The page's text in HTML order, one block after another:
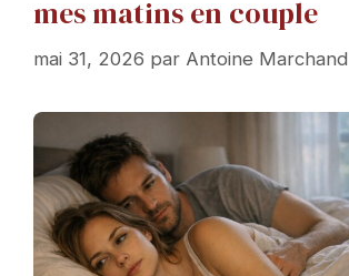
mes matins en couple
mai 31, 2026 par Antoine Marchand